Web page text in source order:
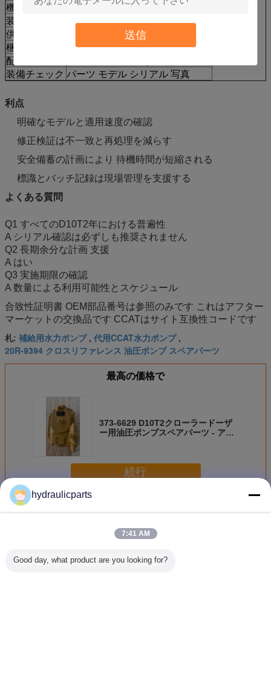
送信
機械の種類
クローラードーザー
装着モデル
D10T2
供給の種類
梱包
強化された輸出パッケージラベル
配達
装備チェック パーツ モデル シリアル 写真
利点
明確なモデルと適用速度の確認
修正検証は不一致と再処理を減らす
安全備蓄の計画により 待機時間が短縮される
標識とバッチ記録は現場管理を支援する
よくある質問
Q1 すべてのD10T2年における普遍性
A シリアル確認は必ずしも推奨されません
Q2 長期余分な計画 支援
A はい
Q3 実施期限の確認
A 数量による利用可能性とスケジュール
合致性証明書 OEM部品番号は参照のみです これはアフター
マーケットの交換品です CCATはサイト互換性コードです
札: 補給用水力ポンプ, 代用CCAT水力ポンプ,
20R-9394 クロスリファレンス 油圧ポンプ スペアパーツ
最高の価格で
373-6629 D10T2クローラードーザ
ー用油圧ポンプスペアパーツ - アフ
続行
多く幼虫の油圧ポンプ
hydraulicparts
7:41 AM
Good day, what product are you looking for?